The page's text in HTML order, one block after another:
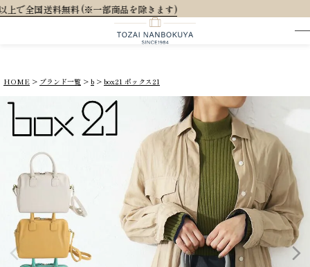
HOME ブランド一覧 b box21 ボックス21